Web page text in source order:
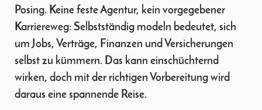
Posing. Keine feste Agentur, kein vorgegebener
Karriereweg: Selbstständig modeln bedeutet, sich
um Jobs, Verträge, Finanzen und Versicherungen
selbst zu kümmern. Das kann einschüchternd
wirken, doch mit der richtigen Vorbereitung wird
daraus eine spannende Reise.